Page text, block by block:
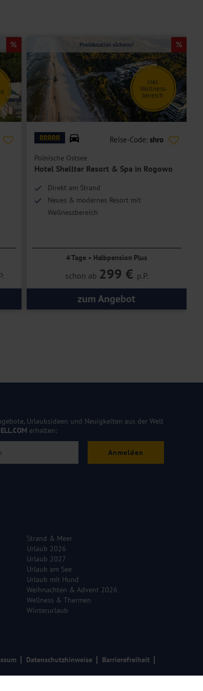
© Hotel Shellter Resort & Spa
Inkl.
Wellness-
bereich
Preisknaller sichern!
RRRRR Reise-Code: shro
Polnische Ostsee
Hotel Shellter Resort & Spa in Rogowo
Direkt am Strand
Neues & modernes Resort mit
Wellnessbereich
4 Tage • Halbpension Plus
schon ab 299 € p.P.
zum Angebot
Urlaubsideen und Neuigkeiten aus der Welt
erhalten:
Anmelden
Strand & Meer
Urlaub 2026
Urlaub 2027
Urlaub am See
Urlaub mit Hund
Weihnachten & Advent 2026
Wellness & Thermen
Winterurlaub
Datenschutzhinweise
Barrierefreiheit